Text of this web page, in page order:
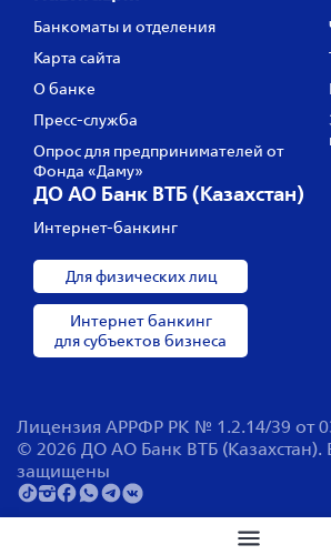
Банкоматы и отделения
Карта сайта
О банке
Пресс‑служба
Опрос для предпринимателей от
Фонда «Даму»
ДО АО Банк ВТБ (Казахстан)
Интернет-банкинг
Для физических лиц
Интернет банкинг
для субъектов бизнеса
Лицензия АРРФР РК № 1.2.14/39 от
© 2026 ДО АО Банк ВТБ (Казахстан).
защищены